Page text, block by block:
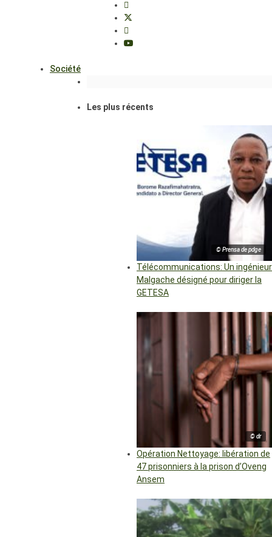
Société
Les plus récents
© Prensa de pdge
Télécommunications: Un ingénieur
Malgache désigné pour diriger la
GETESA
© dr
Opération Nettoyage: libération de
47 prisonniers à la prison d’Oveng
Ansem